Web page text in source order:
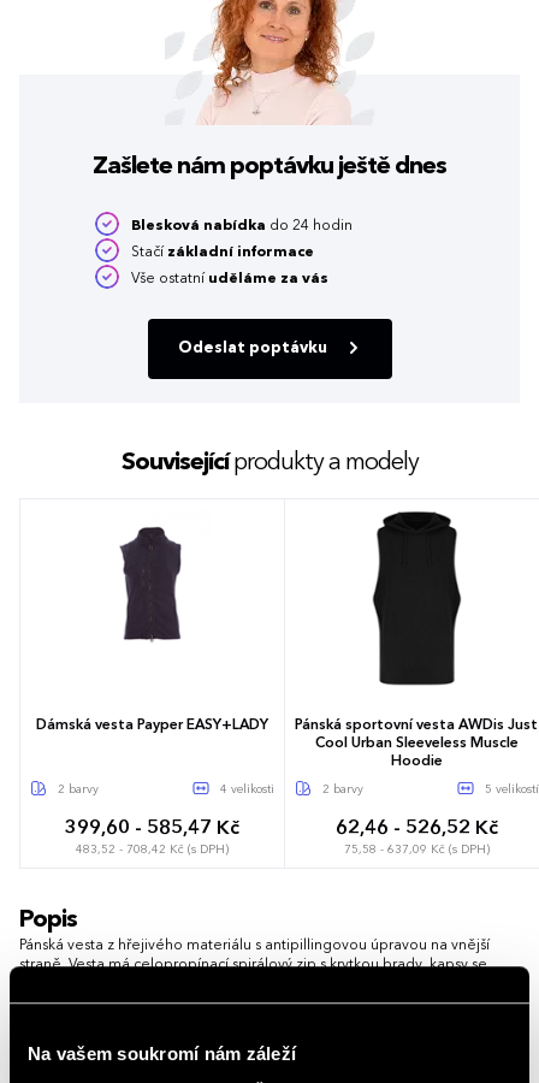
Na vašem soukromí nám záleží
Zašlete nám poptávku ještě dnes
Blesková nabídka do 24 hodin
Stačí základní informace
Vše ostatní uděláme za vás
Odeslat poptávku
Souvisejícíprodukty a modely
Dámská vesta Payper EASY+LADY
2 barvy 4 velikosti
399,60 - 585,47 Kč
483,52 - 708,42 Kč (s DPH)
Pánská sportovní vesta AWDis Just
Cool Urban Sleeveless Muscle
Hoodie
2 barvy 5 velikostí
62,46 - 526,52 Kč
75,58 - 637,09 Kč (s DPH)
Popis
Pánská vesta z hřejivého materiálu s antipillingovou úpravou na vnější
straně. Vesta má celopropínací spirálový zip s krytkou brady, kapsy se
páskou v barvě vrchového materiálu, spodní lem má elastickou stahovací
Vlastnosti